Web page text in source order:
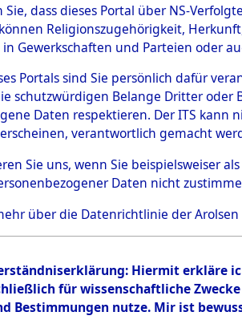
Dead -
Branch -
0015
dass dieses Portal über NS-
Religionszugehörigkeit,
Gewerkschaften und Parteien oder
Portals sind Sie persönlich dafür
schutzwürdigen Belange Dritter
Daten respektieren. Der ITS
verantwortlich gemacht
Sie uns, wenn Sie beispielsweiser
Daten nicht
über die Datenrichtlinie der Arolsen
Hiermit erkläre
für wissenschaftliche
Bestimmungen nutze. Mir ist